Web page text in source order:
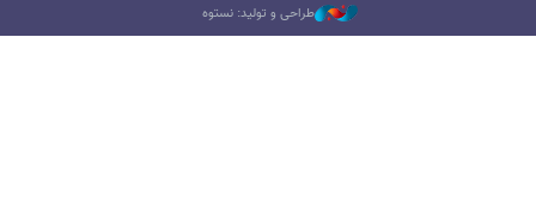
طراحی و تولید: نستوه